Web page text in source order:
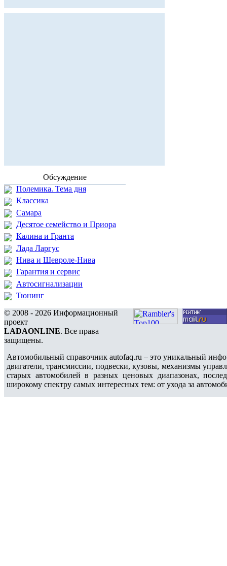
Обсуждение
Полемика. Тема дня
Классика
Самара
Десятое семейство и Приора
Калина и Гранта
Лада Ларгус
Нива и Шевроле-Нива
Гарантия и сервис
Автосигнализации
Тюнинг
© 2008 - 2026 Информационный
проект
LADAONLINE. Все права
защищены.
Автомобильный справочник autofaq.ru – это уникальный
двигатели, трансмиссии, подвески, кузовы, механизмы
старых автомобилей в разных ценовых диапазонах,
широкому спектру самых интересных тем: от ухода за